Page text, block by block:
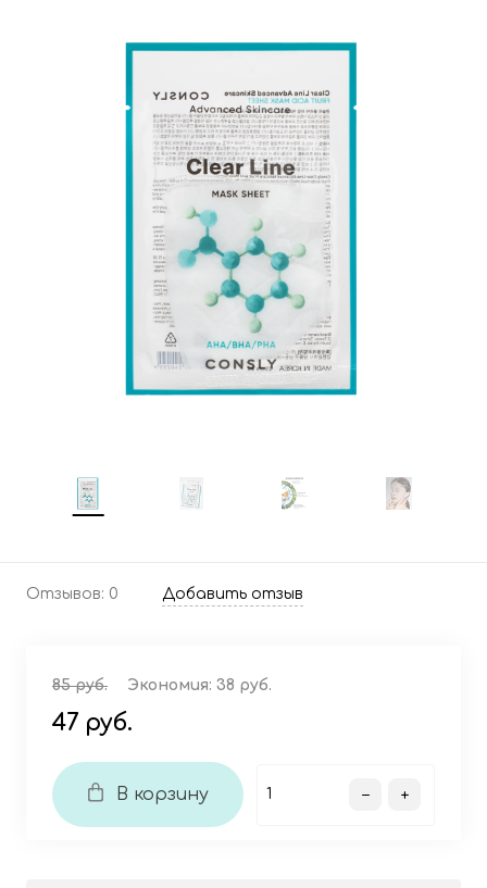
Отзывов: 0 Добавить отзыв
85 руб. Экономия: 38 руб.
47 руб.
В корзину